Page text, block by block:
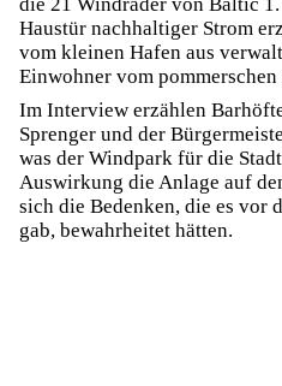
Haustür nachhaltiger Strom
vom kleinen Hafen aus
Einwohner vom
Im Interview erzählen
Sprenger und der
was der Windpark für die
Auswirkung die Anlage auf
sich die Bedenken, die es vor
gab, bewahrheitet hätten.